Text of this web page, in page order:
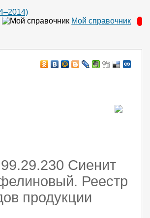
Мой справочник
Сиенит
Реестр
продукции